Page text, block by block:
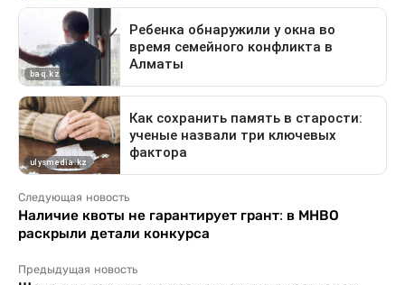
Следующая новость
Наличие квоты не гарантирует грант: в МНВО
раскрыли детали конкурса
Предыдущая новость